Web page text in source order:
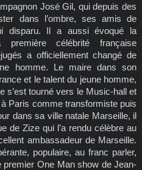
José Gil, qui depuis des
dans l’ombre, ses amis de
disparu. Il a aussi évoqué la
célébrité française
a officiellement changé de
homme. Le maire dans son
et le talent du jeune homme,
s’est tourné vers le Music-hall et
Paris comme transformiste puis
dans sa ville natale Marseille, il
de Zize qui l’a rendu célèbre au
ambassadeur de Marseille.
populaire, au franc parler,
One Man show de Jean-